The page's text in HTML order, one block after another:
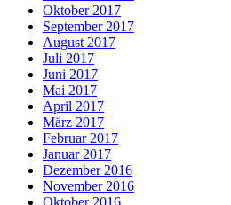
Oktober 2017
September 2017
August 2017
Juli 2017
Juni 2017
Mai 2017
April 2017
März 2017
Februar 2017
Januar 2017
Dezember 2016
November 2016